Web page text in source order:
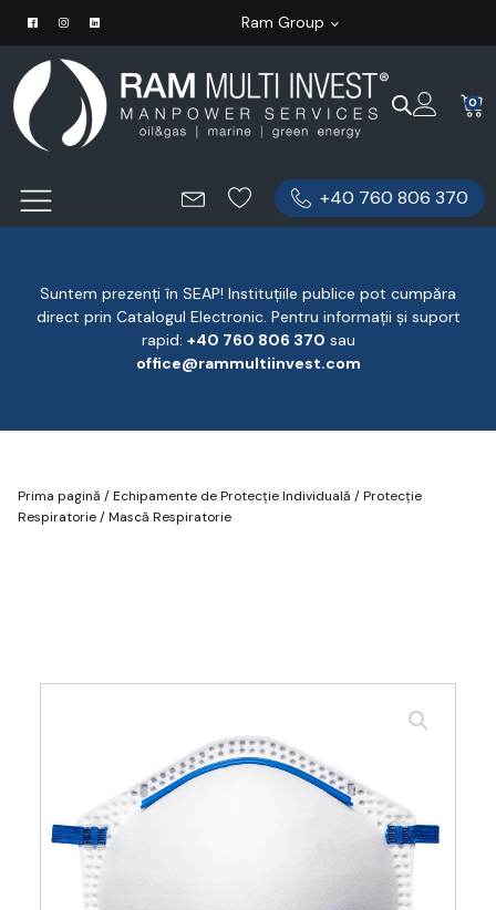
Ram Group
0
+40 760 806 370
Suntem prezenți în SEAP! Instituțiile publice pot cumpăra
direct prin Catalogul Electronic. Pentru informații și suport
rapid: ‪+40 760 806 370 ‬ sau
office@rammultiinvest.com
Prima pagină /Echipamente de Protecție Individuală /Protecție
Respiratorie/ Mască Respiratorie